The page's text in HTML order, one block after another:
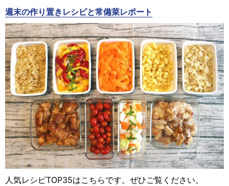
週末の作り置きレシピと常備菜レポート
人気レシピTOP35はこちらです。ぜひご覧ください。